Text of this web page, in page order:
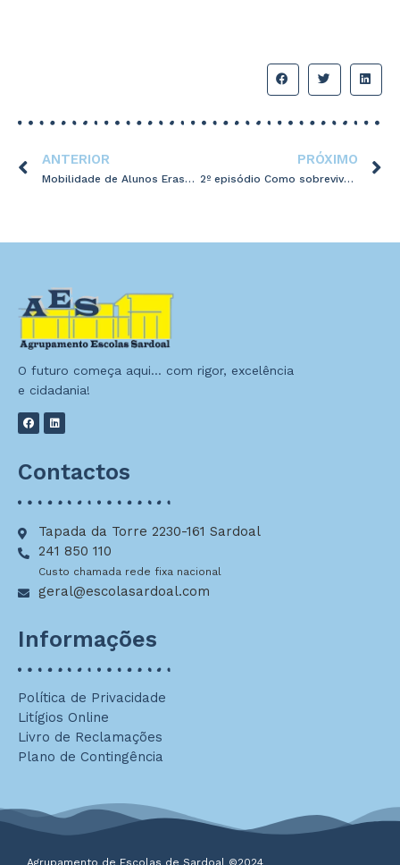
ANTERIOR
Mobilidade de Alunos Erasmus + Chéquia
PRÓXIMO
2º episódio Como sobreviver à adolescência do meu filho
O futuro começa aqui… com rigor, excelência
e cidadania!
Contactos
Tapada da Torre 2230-161 Sardoal
241 850 110
Custo chamada rede fixa nacional
geral@escolasardoal.com
Informações
Política de Privacidade
Litígios Online
Livro de Reclamações
Plano de Contingência
Agrupamento de Escolas de Sardoal ©2024